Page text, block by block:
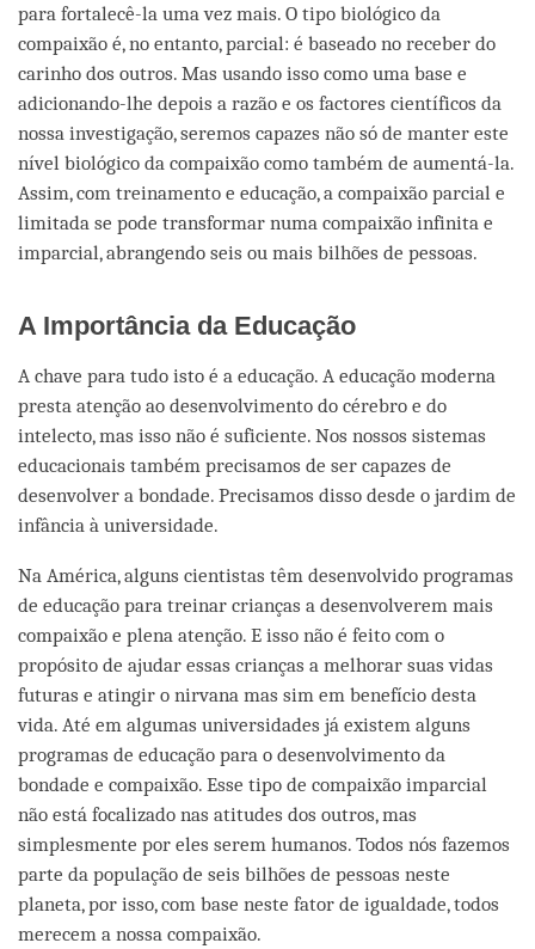
para fortalecê-la uma vez mais. O tipo biológico da
compaixão é, no entanto, parcial: é baseado no receber do
carinho dos outros. Mas usando isso como uma base e
adicionando-lhe depois a razão e os factores científicos da
nossa investigação, seremos capazes não só de manter este
nível biológico da compaixão como também de aumentá-la.
Assim, com treinamento e educação, a compaixão parcial e
limitada se pode transformar numa compaixão infinita e
imparcial, abrangendo seis ou mais bilhões de pessoas.
A Importância da Educação
A chave para tudo isto é a educação. A educação moderna
presta atenção ao desenvolvimento do cérebro e do
intelecto, mas isso não é suficiente. Nos nossos sistemas
educacionais também precisamos de ser capazes de
desenvolver a bondade. Precisamos disso desde o jardim de
infância à universidade.
Na América, alguns cientistas têm desenvolvido programas
de educação para treinar crianças a desenvolverem mais
compaixão e plena atenção. E isso não é feito com o
propósito de ajudar essas crianças a melhorar suas vidas
futuras e atingir o nirvana mas sim em benefício desta
vida. Até em algumas universidades já existem alguns
programas de educação para o desenvolvimento da
bondade e compaixão. Esse tipo de compaixão imparcial
não está focalizado nas atitudes dos outros, mas
simplesmente por eles serem humanos. Todos nós fazemos
parte da população de seis bilhões de pessoas neste
planeta, por isso, com base neste fator de igualdade, todos
merecem a nossa compaixão.